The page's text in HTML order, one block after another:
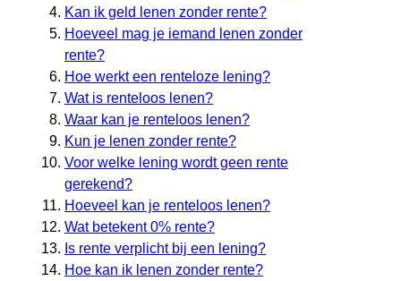
Kan ik geld lenen zonder rente?
Hoeveel mag je iemand lenen zonder
rente?
Hoe werkt een renteloze lening?
Wat is renteloos lenen?
Waar kan je renteloos lenen?
Kun je lenen zonder rente?
Voor welke lening wordt geen rente
gerekend?
Hoeveel kan je renteloos lenen?
Wat betekent 0% rente?
Is rente verplicht bij een lening?
Hoe kan ik lenen zonder rente?